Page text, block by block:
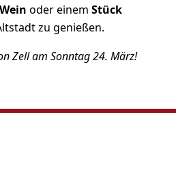
oder einem Stück
zu genießen.
Zell am Sonntag 24. März!